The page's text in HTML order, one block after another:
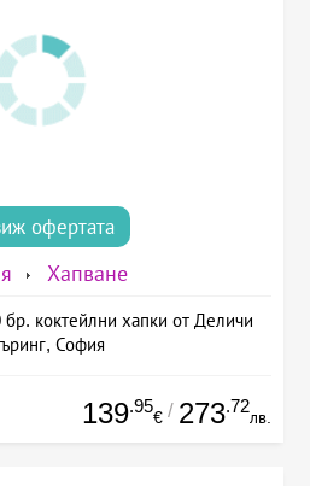
офертата
Хапване
коктейлни хапки от Деличи
София
139.95
€ / 273.72
лв.